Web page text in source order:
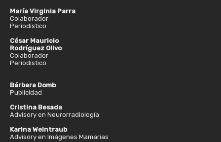
María Virginia Parra
Colaborador
Periodístico
César Mauricio
Rodríguez Olivo
Colaborador
Periodístico
Bárbara Domb
Publicidad
Cristina Besada
Advisory en Neurorradiología
Karina Weintraub
Advisory en Imágenes Mamarias